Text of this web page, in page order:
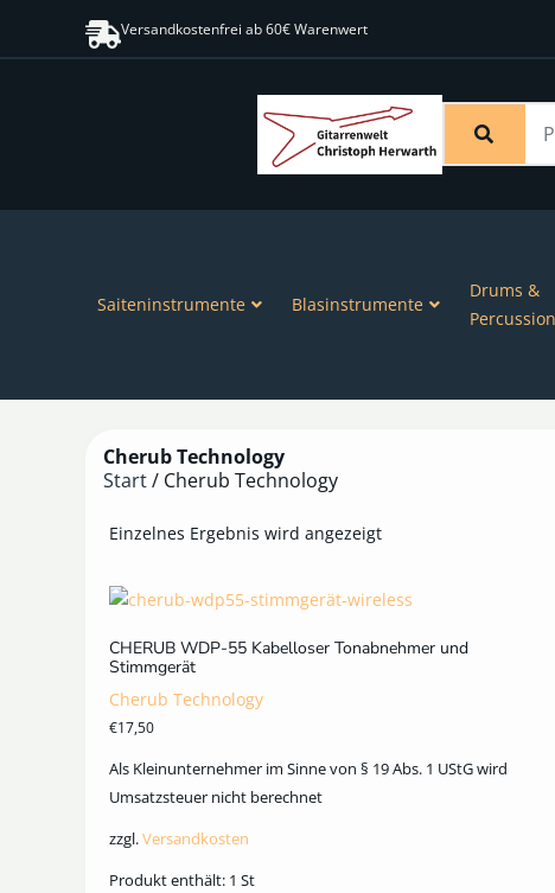
Versandkostenfrei ab 60€ Warenwert
Saiteninstrumente Blasinstrumente
Drums &
Percussion
Cherub Technology
Start/ Cherub Technology
Einzelnes Ergebnis wird angezeigt
CHERUB WDP-55 Kabelloser Tonabnehmer und
Stimmgerät
Cherub Technology
€17,50
Als Kleinunternehmer im Sinne von § 19 Abs. 1 UStG wird
Umsatzsteuer nicht berechnet
zzgl.Versandkosten
Produkt enthält: 1 St